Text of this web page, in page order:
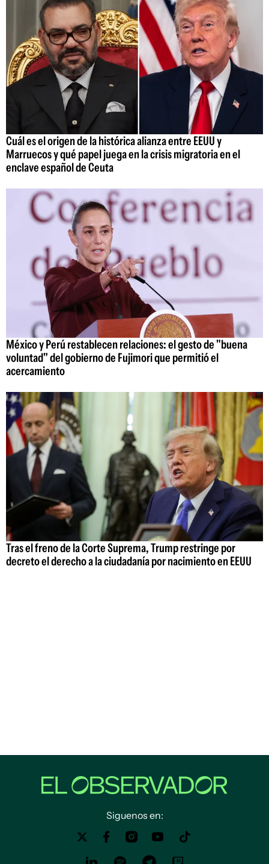
Cuál es el origen de la histórica alianza entre EEUU y
Marruecos y qué papel juega en la crisis migratoria en el
enclave español de Ceuta
México y Perú restablecen relaciones: el gesto de "buena
voluntad" del gobierno de Fujimori que permitió el
acercamiento
Tras el freno de la Corte Suprema, Trump restringe por
decreto el derecho a la ciudadanía por nacimiento en EEUU
Siguenos en: